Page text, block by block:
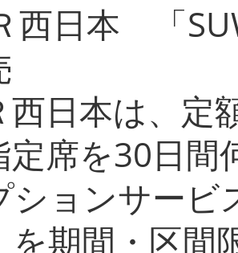
西日本 「
日本は、定
定席を30日間
ションサービ
を期間・区間